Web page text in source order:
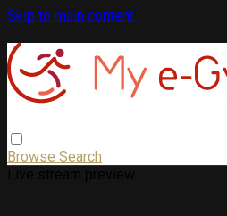
Skip to main content
Browse Search